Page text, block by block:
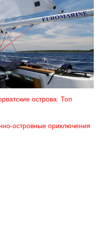
острова: Топ
островные приключения